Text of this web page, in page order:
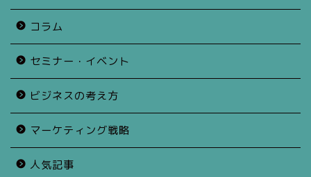
コラム
セミナー・イベント
ビジネスの考え方
マーケティング戦略
人気記事